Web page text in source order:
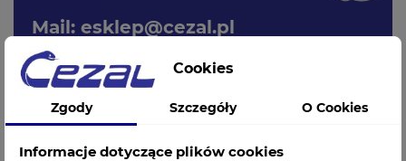
Mail: esklep@cezal.pl
Cookies
Zgody Szczegóły O Cookies
Informacje dotyczące plików cookies